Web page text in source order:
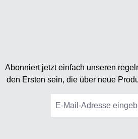
Abonniert jetzt einfach unseren
den Ersten sein, die über neue
Mail-